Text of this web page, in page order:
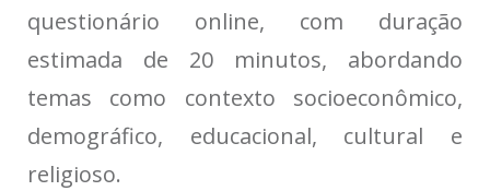
questionário online, com duração
estimada de 20 minutos, abordando
temas como contexto socioeconômico,
demográfico, educacional, cultural e
religioso.